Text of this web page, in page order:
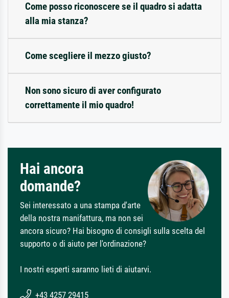
Come posso riconoscere se il quadro si adatta
alla mia stanza?
Come scegliere il mezzo giusto?
Non sono sicuro di aver configurato
correttamente il mio quadro!
Hai ancora
domande?
Sei interessato a una stampa d'arte
della nostra manifattura, ma non sei
ancora sicuro? Hai bisogno di consigli sulla scelta del
supporto o di aiuto per l'ordinazione?
I nostri esperti saranno lieti di aiutarvi.
+43 4257 29415